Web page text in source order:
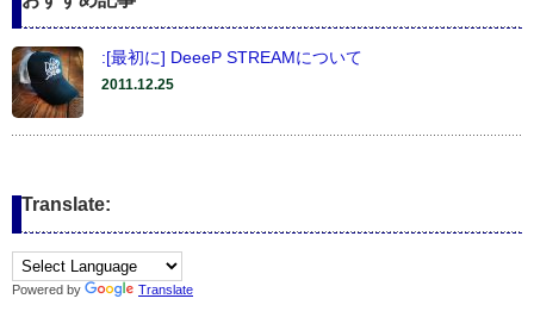
:[最初に] DeeeP STREAMについて
2011.12.25
Translate:
Powered by Translate